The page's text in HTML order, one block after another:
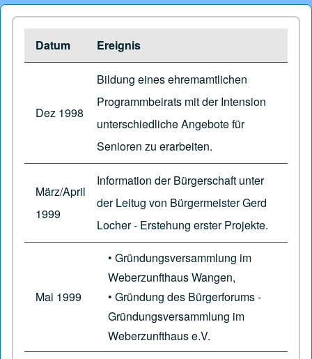
Datum Ereignis
Dez 1998
Bildung eines ehremamtlichen
Programmbeirats mit der Intension
unterschiedliche Angebote für
Senioren zu erarbeiten.
März/April
1999
Information der Bürgerschaft unter
der Leitug von Bürgermeister Gerd
Locher - Erstehung erster Projekte.
Mai 1999
• Gründungsversammlung im
Weberzunfthaus Wangen,
• Gründung des Bürgerforums -
Gründungsversammlung im
Weberzunfthaus e.V.